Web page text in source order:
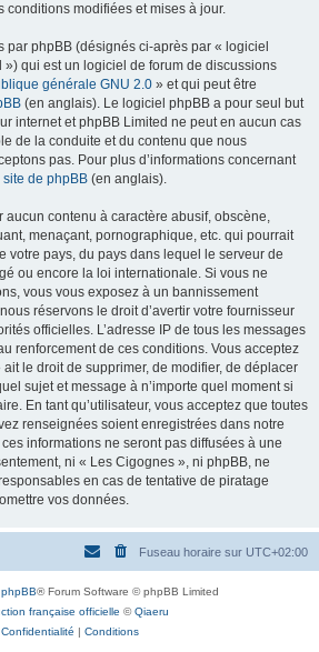
conditions modifiées et mises à jour.
par phpBB (désignés ci-après par « logiciel
») qui est un logiciel de forum de discussions
générale GNU 2.0 » et qui peut être
(en anglais). Le logiciel phpBB a pour seul but
internet et phpBB Limited ne peut en aucun cas
de la conduite et du contenu que nous
pas. Pour plus d’informations concernant
site de phpBB (en anglais).
aucun contenu à caractère abusif, obscène,
menaçant, pornographique, etc. qui pourrait
votre pays, du pays dans lequel le serveur de
ou encore la loi internationale. Si vous ne
vous vous exposez à un bannissement
réservons le droit d’avertir votre fournisseur
officielles. L’adresse IP de tous les messages
renforcement de ces conditions. Vous acceptez
le droit de supprimer, de modifier, de déplacer
sujet et message à n’importe quel moment si
En tant qu’utilisateur, vous acceptez que toutes
renseignées soient enregistrées dans notre
informations ne seront pas diffusées à une
ni « Les Cigognes », ni phpBB, ne
en cas de tentative de piratage
vos données.
Fuseau horaire sur UTC+02:00
phpBB® Forum Software © phpBB Limited
française officielle ©Qiaeru
Confidentialité | Conditions